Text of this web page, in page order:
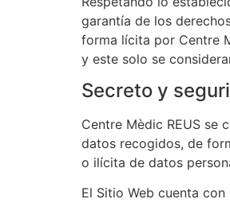
garantía de los
forma lícita por Centre
y este solo se
Secreto y
Centre Mèdic REUS se
datos recogidos, de
o ilícita de datos
El Sitio Web cuenta